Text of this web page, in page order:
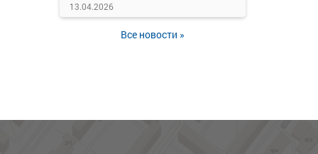
13.04.2026
Все новости »